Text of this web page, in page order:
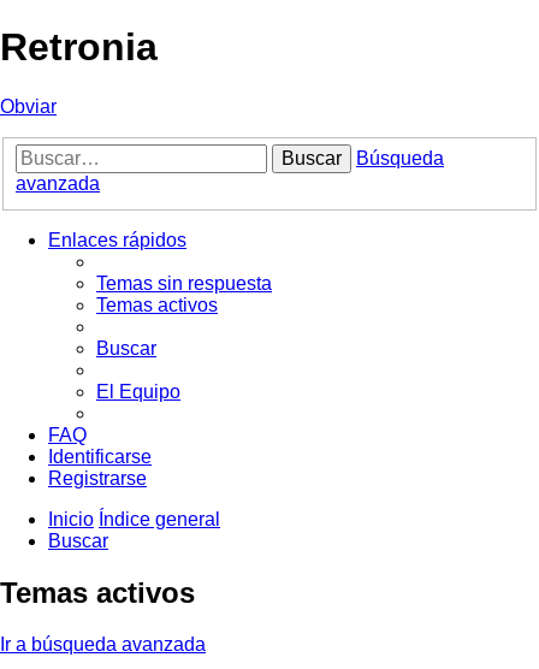
Retronia
Obviar
Buscar
Búsqueda
avanzada
Enlaces rápidos
Temas sin respuesta
Temas activos
Buscar
El Equipo
FAQ
Identificarse
Registrarse
Inicio Índice general
Buscar
Temas activos
Ir a búsqueda avanzada